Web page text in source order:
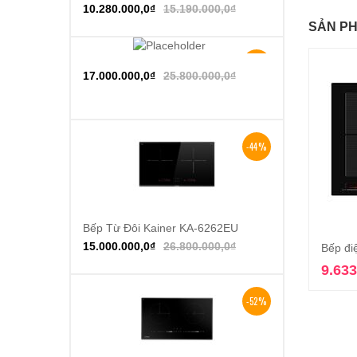
SẢN
Bếp
15.190.000,0₫
10.280.000,0₫
Thêm vào giỏ hàng
25.800.000,0₫
17.000.000,0₫
-44%
Thêm vào giỏ hàng
Bếp Từ Đôi Kainer KA-6262EU
26.800.000,0₫
15.000.000,0₫
-52%